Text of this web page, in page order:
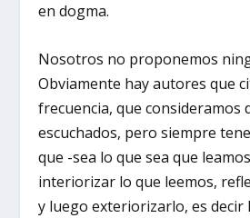
en dogma.
Nosotros no proponemos
Obviamente hay autores que
frecuencia, que consideramos
escuchados, pero siempre
que -sea lo que sea que
interiorizar lo que leemos,
y luego exteriorizarlo, es decir